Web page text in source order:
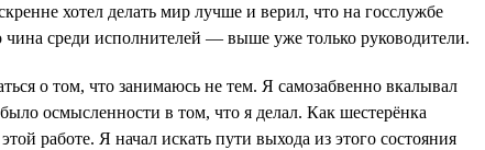
хотел делать мир лучше и верил, что на госслужбе
среди исполнителей — выше уже только руководители.
о том, что занимаюсь не тем. Я самозабвенно вкалывал
осмысленности в том, что я делал. Как шестерёнка
работе. Я начал искать пути выхода из этого состояния